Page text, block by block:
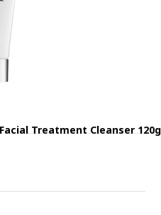
Treatment Cleanser 120g